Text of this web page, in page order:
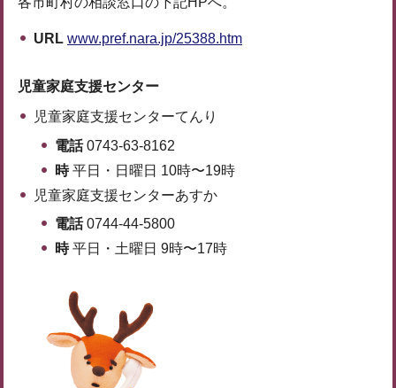
URL www.pref.nara.jp/25388.htm
児童家庭支援センター
児童家庭支援センターてんり
電話0743-63-8162
時平日・日曜日 10時〜19時
児童家庭支援センターあすか
電話0744-44-5800
時平日・土曜日 9時〜17時